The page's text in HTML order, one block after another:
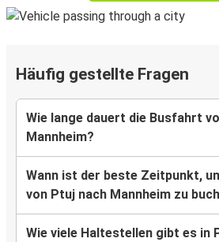
Häufig gestellte Fragen
Wie lange dauert die Busfahrt
Mannheim?
Wann ist der beste Zeitpunkt,
von Ptuj nach Mannheim zu
Wie viele Haltestellen gibt es in